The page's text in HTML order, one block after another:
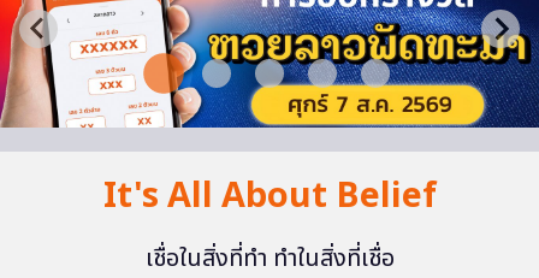
It's All About Belief
เชื่อในสิ่งที่ทำ ทำในสิ่งที่เชื่อ